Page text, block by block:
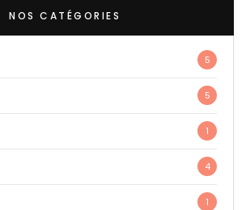
NOS CATÉGORIES
5
5
1
4
1